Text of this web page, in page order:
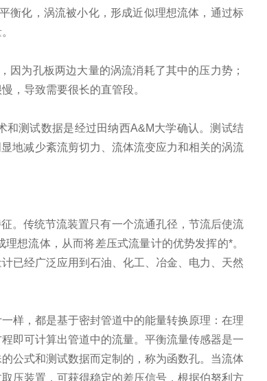
衡化，涡流被小化，形成近似理想流体，通过标
因为孔板两边大量的涡流消耗了其中的压力势；
，导致需要很长的直管段。
和测试数据是经过田纳西A&M大学确认。测试结
地减少紊流剪切力、流体流变应力和相关的涡流
。传统节流装置只有一个流通孔径，节流后使流
想流体，从而将差压式流量计的优势发挥的*。
已经广泛应用到石油、化工、冶金、电力、天然
，都是基于密封管道中的能量转换原理：在理
即可计算出管道中的流量。平衡流量传感器是一
公式和测试数据而定制的，称为函数孔。当流体
压装置，可获得稳定的差压信号，根据伯努利方